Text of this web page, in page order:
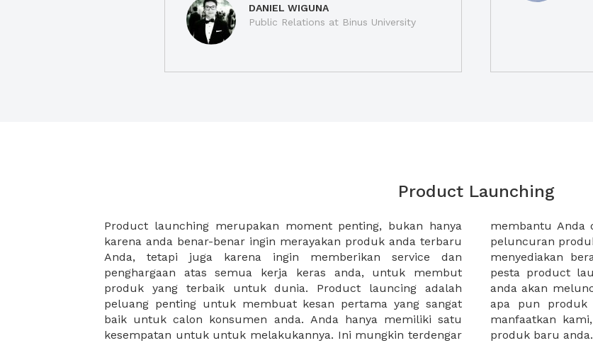
DANIEL WIGUNA
Public Relations at Binus University
Product Launching
Product launching merupakan moment penting, bukan hanya
karena anda benar-benar ingin merayakan produk anda terbaru
Anda, tetapi juga karena ingin memberikan service dan
penghargaan atas semua kerja keras anda, untuk membut
produk yang terbaik untuk dunia. Product launcing adalah
peluang penting untuk membuat kesan pertama yang sangat
baik untuk calon konsumen anda. Anda hanya memiliki satu
kesempatan untuk untuk melakukannya. Ini mungkin terdengar
membantu Anda dalam perjalanan menuju perencanaan acara
peluncuran produk baru yang sukses dan mengesankan dengan
menyediakan beragam pilihan. Kami mampu mengakomodasi
pesta product launching anda dengan gaya apa pun. Apakah
anda akan meluncurkan game virtual terbaru, buku baru, atau
apa pun produk baru Anda, kami memiliki semuanya. Jadi
manfaatkan kami, XWORK, dan mulai rencanakan peluncuran
produk baru anda.